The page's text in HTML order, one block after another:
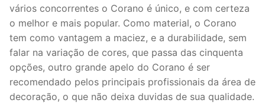
vários concorrentes o Corano é único, e com certeza
o melhor e mais popular. Como material, o Corano
tem como vantagem a maciez, e a durabilidade, sem
falar na variação de cores, que passa das cinquenta
opções, outro grande apelo do Corano é ser
recomendado pelos principais profissionais da área de
decoração, o que não deixa duvidas de sua qualidade.